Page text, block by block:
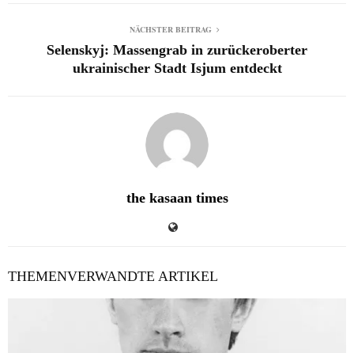
NÄCHSTER BEITRAG
Selenskyj: Massengrab in zurückeroberter
ukrainischer Stadt Isjum entdeckt
the kasaan times
THEMENVERWANDTE ARTIKEL